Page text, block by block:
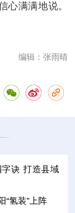
心满满地说。
编辑：张雨晴
字诀 打造县域
“氢装”上阵